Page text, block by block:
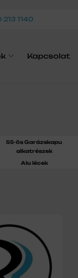
213 1140
Kapcsolat
55-ös Garázskapu
alkatrészek
Alu lécek